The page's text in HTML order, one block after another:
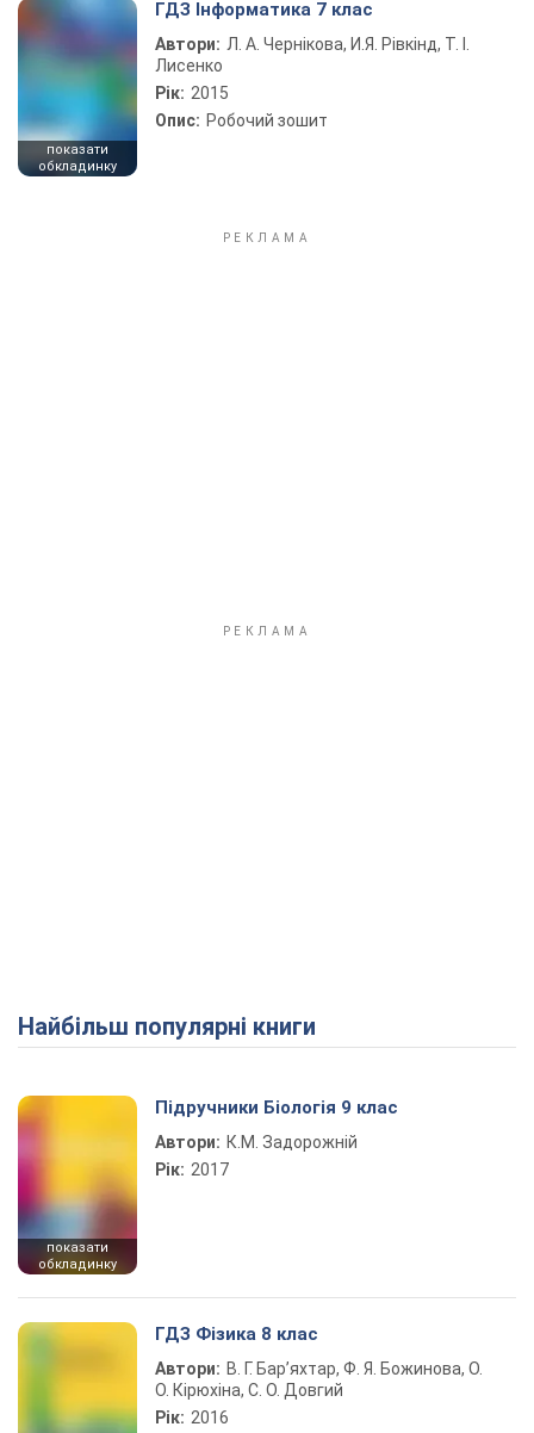
показати
обкладинку
ГДЗ Інформатика 7 клас
Автори: Л. А. Чернікова, И.Я. Рівкінд, Т. І.
Лисенко
Рік: 2015
Опис: Робочий зошит
Найбільш популярні книги
показати
обкладинку
Підручники Біологія 9 клас
Автори: К.М. Задорожній
Рік: 2017
ГДЗ Фізика 8 клас
Автори: В. Г. Бар’яхтар, Ф. Я. Божинова, О.
О. Кірюхіна, С. О. Довгий
Рік: 2016